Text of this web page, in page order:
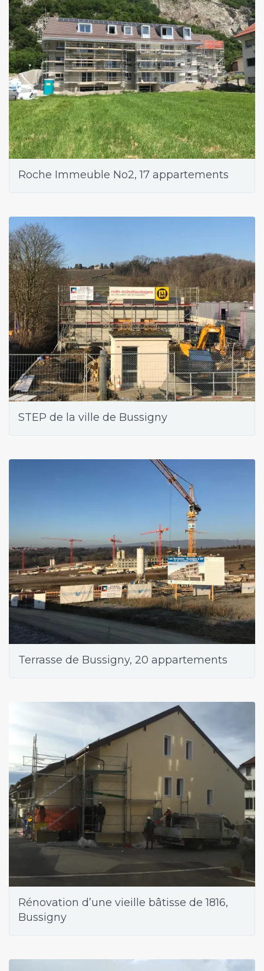
Roche Immeuble No2, 17 appartements
STEP de la ville de Bussigny
Terrasse de Bussigny, 20 appartements
Rénovation d’une vieille bâtisse de 1816,
Bussigny